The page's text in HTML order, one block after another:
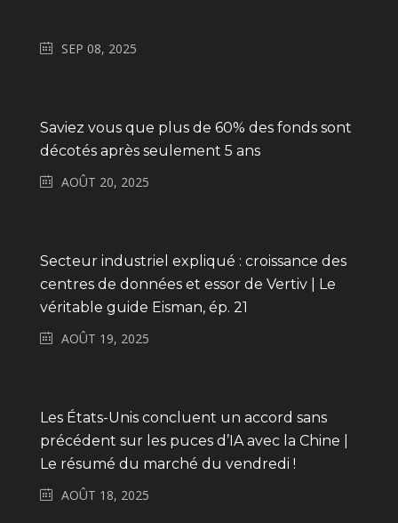
SEP 08, 2025
Saviez vous que plus de 60% des fonds sont
décotés après seulement 5 ans
AOÛT 20, 2025
Secteur industriel expliqué : croissance des
centres de données et essor de Vertiv | Le
véritable guide Eisman, ép. 21
AOÛT 19, 2025
Les États-Unis concluent un accord sans
précédent sur les puces d’IA avec la Chine |
Le résumé du marché du vendredi !
AOÛT 18, 2025